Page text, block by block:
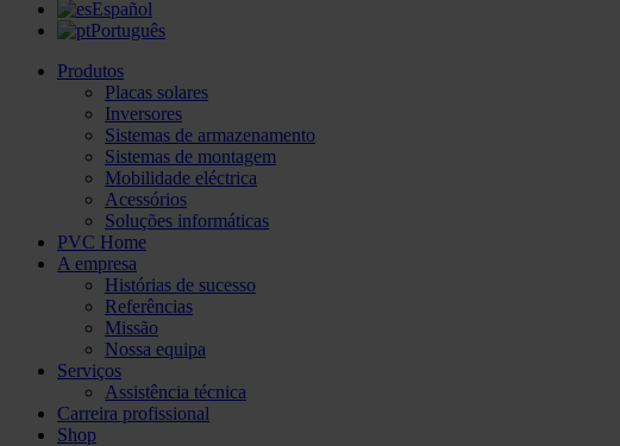
Español
Português
Produtos
Placas solares
Inversores
Sistemas de armazenamento
Sistemas de montagem
Mobilidade eléctrica
Acessórios
Soluções informáticas
PVC Home
A empresa
Histórias de sucesso
Referências
Missão
Nossa equipa
Serviços
Assistência técnica
Carreira profissional
Shop